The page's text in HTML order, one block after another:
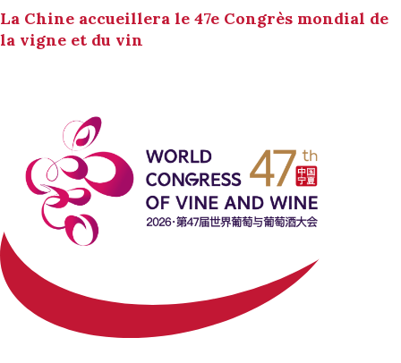
La Chine accueillera le 47e Congrès mondial de
la vigne et du vin